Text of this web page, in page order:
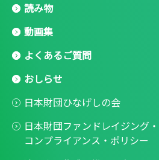
読み物
動画集
よくあるご質問
おしらせ
日本財団ひなげしの会
日本財団ファンドレイジング・
コンプライアンス・ポリシー